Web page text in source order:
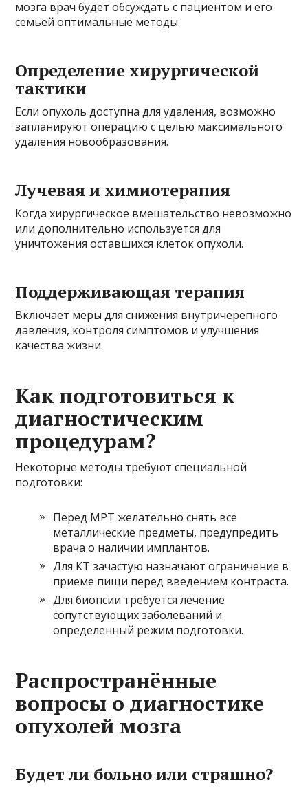
мозга врач будет обсуждать с пациентом и его
семьей оптимальные методы.
Определение хирургической
тактики
Если опухоль доступна для удаления, возможно
запланируют операцию с целью максимального
удаления новообразования.
Лучевая и химиотерапия
Когда хирургическое вмешательство невозможно
или дополнительно используется для
уничтожения оставшихся клеток опухоли.
Поддерживающая терапия
Включает меры для снижения внутричерепного
давления, контроля симптомов и улучшения
качества жизни.
Как подготовиться к
диагностическим
процедурам?
Некоторые методы требуют специальной
подготовки:
Перед МРТ желательно снять все
металлические предметы, предупредить
врача о наличии имплантов.
Для КТ зачастую назначают ограничение в
приеме пищи перед введением контраста.
Для биопсии требуется лечение
сопутствующих заболеваний и
определенный режим подготовки.
Распространённые
вопросы о диагностике
опухолей мозга
Будет ли больно или страшно?